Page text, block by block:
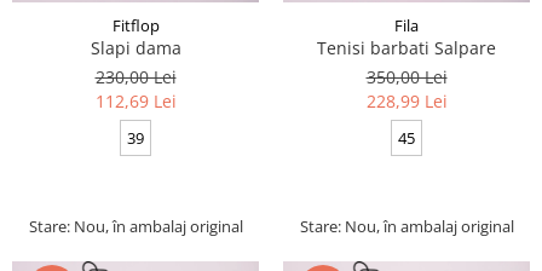
Fitflop
Slapi dama
230,00 Lei
112,69 Lei
39
Stare: Nou, în ambalaj original
Fila
Tenisi barbati Salpare
350,00 Lei
228,99 Lei
45
Stare: Nou, în ambalaj original